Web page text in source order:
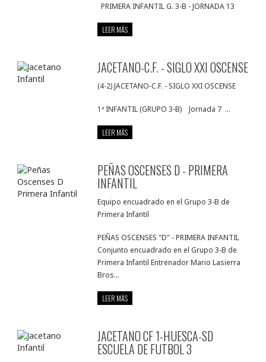
PRIMERA INFANTIL G. 3-B - JORNADA 13
LEER MÁS
JACETANO-C.F. - SIGLO XXI OSCENSE
(4-2) JACETANO-C.F. - SIGLO XXI OSCENSE
1ª INFANTIL (GRUPO 3-B) Jornada 7 ...
LEER MÁS
PEÑAS OSCENSES D - PRIMERA
INFANTIL
Equipo encuadrado en el Grupo 3-B de
Primera Infantil
PEÑAS OSCENSES "D" - PRIMERA INFANTIL
Conjunto encuadrado en el Grupo 3-B de
Primera Infantil Entrenador Mario Lasierra
Bros...
LEER MÁS
JACETANO CF 1-HUESCA-SD
ESCUELA DE FUTBOL 3